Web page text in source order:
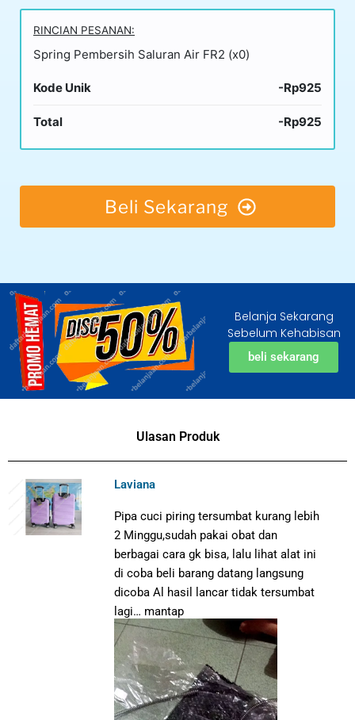
RINCIAN PESANAN:
Spring Pembersih Saluran Air FR2 (x0)
Kode Unik -Rp925
Total -Rp925
Beli Sekarang
Belanja Sekarang
Sebelum Kehabisan
beli sekarang
Ulasan Produk
Laviana
Pipa cuci piring tersumbat kurang lebih
2 Minggu,sudah pakai obat dan
berbagai cara gk bisa, lalu lihat alat ini
di coba beli barang datang langsung
dicoba Al hasil lancar tidak tersumbat
lagi… mantap